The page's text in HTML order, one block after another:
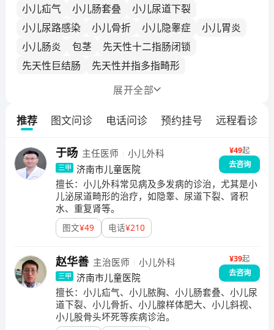
腹腔镜、结肠镜、肛管直肠测压仪、心电监护仪等先进
设备。借助新生儿转运网络，省内外很多疑难危重新生
儿得到及时救治。主要诊治病种：胆道闭锁、先天性食
管闭锁、先天性巨结肠、先天性胆总管囊肿、先天性肛
门闭锁、先天性肠闭锁及肠狭窄、先天性肥厚性幽门狭
二指肠隔膜等）、美克尔憩室、肠重复畸形、肠系膜囊
尾炎、腹股沟斜疝、鞘膜积液、隐睾、鳃裂瘘、甲状舌
疝手术量居全国较高水平。近年来，先后完成了4项重大
科研课题，著书5部，发表专业学术论文30余篇。
小儿疝气 小儿肠套叠
小儿尿道下裂
小儿尿路感染
小儿骨折 小儿隐睾症
小儿胃炎
小儿肠炎
包茎
先天性十二指肠闭锁
先天性巨结肠
先天性并指多指畸形
先天性直肠肛管畸形
小儿股骨头坏死
小儿肾积水
鞘膜积液
韦格纳肉芽肿 小儿便秘
新生儿肠梗阻
小儿肠梗阻
先天性胆总管囊肿
展开全部
推荐 图文问诊 电话问诊 预约挂号 远程看诊
于旸 主任医师 小儿外科
三甲 济南市儿童医院
¥49起
去咨询
擅长：小儿外科常见病及多发病的诊治，尤其是小
儿泌尿道畸形的治疗，如隐睾、尿道下裂、肾积
水、重复肾等。
图文¥49 电话¥210
赵华善 主治医师 小儿外科
三甲 济南市儿童医院
¥39起
去咨询
擅长：小儿疝气、小儿脓胸、小儿肠套叠、小儿尿
道下裂、小儿骨折、小儿腺样体肥大、小儿斜视、
小儿股骨头坏死等疾病诊治。